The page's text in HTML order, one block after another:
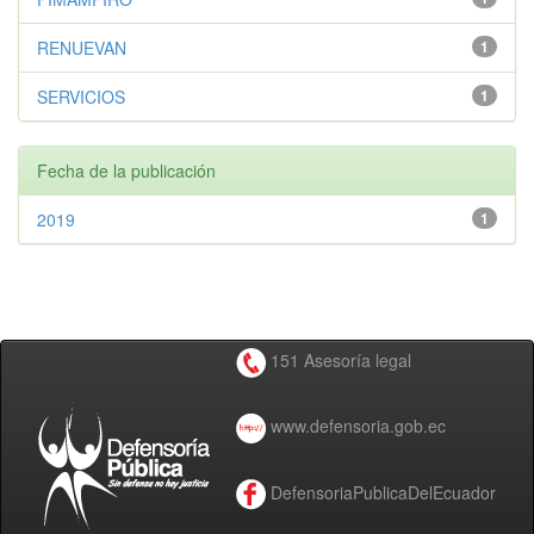
1
RENUEVAN
1
SERVICIOS
Fecha de la publicación
1
2019
151 Asesoría legal
www.defensoria.gob.ec
DefensoriaPublicaDelEcuador